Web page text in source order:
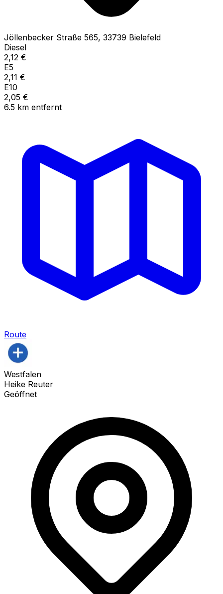
Jöllenbecker Straße 565, 33739 Bielefeld
Diesel
2,12 €
E5
2,11 €
E10
2,05 €
6.5 km entfernt
Route
Westfalen
Heike Reuter
Geöffnet